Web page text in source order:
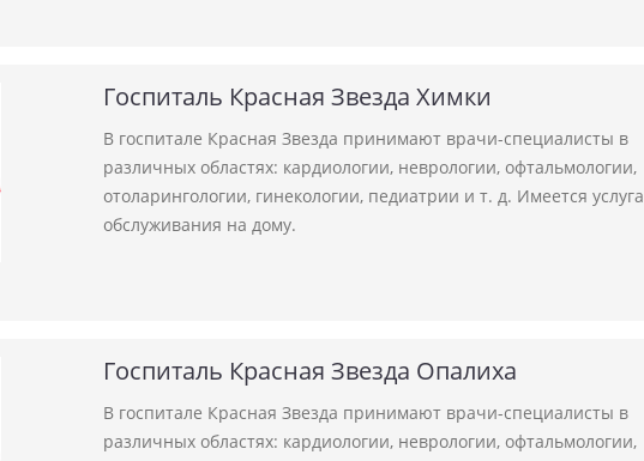
Госпиталь Красная Звезда Химки
В госпитале Красная Звезда принимают врачи-специалисты в
различных областях: кардиологии, неврологии, офтальмологии,
отоларингологии, гинекологии, педиатрии и т. д. Имеется услуга
обслуживания на дому.
Госпиталь Красная Звезда Опалиха
В госпитале Красная Звезда принимают врачи-специалисты в
различных областях: кардиологии, неврологии, офтальмологии,